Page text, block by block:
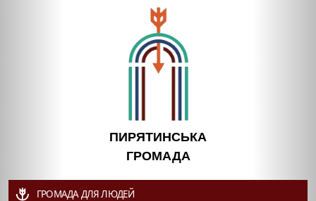
ПИРЯТИНСЬКА
ГРОМАДА
ГРОМАДА ДЛЯ ЛЮДЕЙ